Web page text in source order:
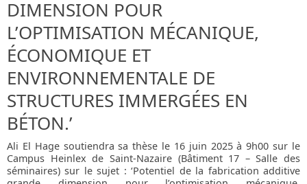
DIMENSION POUR
L’OPTIMISATION MÉCANIQUE,
ÉCONOMIQUE ET
ENVIRONNEMENTALE DE
STRUCTURES IMMERGÉES EN
BÉTON.’
Ali El Hage soutiendra sa thèse le 16 juin 2025 à 9h00 sur le
Campus Heinlex de Saint-Nazaire (Bâtiment 17 – Salle des
séminaires) sur le sujet : ‘Potentiel de la fabrication additive